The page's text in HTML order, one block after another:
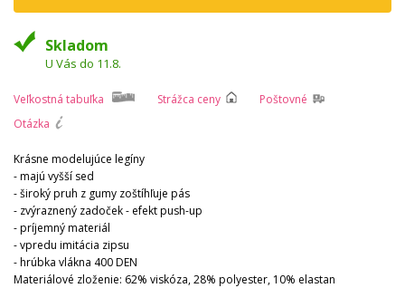
Skladom
U Vás do 11.8.
Veľkostná tabuľka Strážca ceny
Poštovné
Otázka
Krásne modelujúce legíny
- majú vyšší sed
- široký pruh z gumy zoštíhľuje pás
- zvýraznený zadoček - efekt push-up
- príjemný materiál
- vpredu imitácia zipsu
- hrúbka vlákna 400 DEN
Materiálové zloženie: 62% viskóza, 28% polyester, 10% elastan